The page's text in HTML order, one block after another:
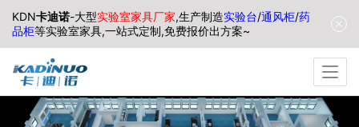
KDN卡迪诺-大型实验室家具厂家,生产制造实验台/通风柜/药
品柜等实验室家具,一站式定制,免费报价出方案~